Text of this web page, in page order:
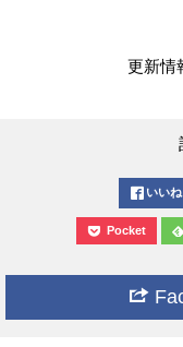
更新情
いいね
Pocket